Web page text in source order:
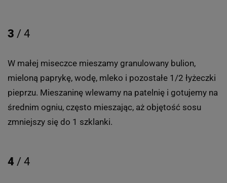
3 / 4
W małej miseczce mieszamy granulowany bulion,
mieloną paprykę, wodę, mleko i pozostałe 1/2 łyżeczki
pieprzu. Mieszaninę wlewamy na patelnię i gotujemy na
średnim ogniu, często mieszając, aż objętość sosu
zmniejszy się do 1 szklanki.
4 / 4